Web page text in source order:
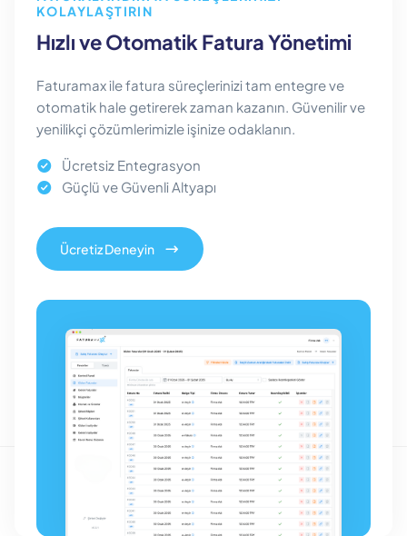
KOLAYLAŞTIRIN
Hızlı ve Otomatik Fatura Yönetimi
Faturamax ile fatura süreçlerinizi tam entegre ve
otomatik hale getirerek zaman kazanın. Güvenilir ve
yenilikçi çözümlerimizle işinize odaklanın.
Ücretsiz Entegrasyon
Güçlü ve Güvenli Altyapı
Ücretiz Deneyin